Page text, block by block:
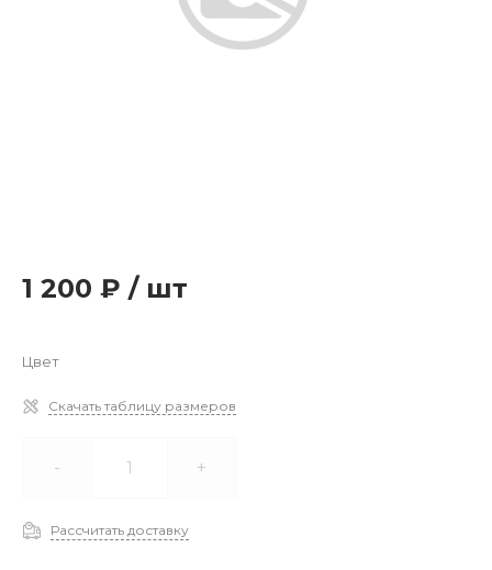
1 200 ₽ / шт
Цвет
Скачать таблицу размеров
- +
Рассчитать доставку